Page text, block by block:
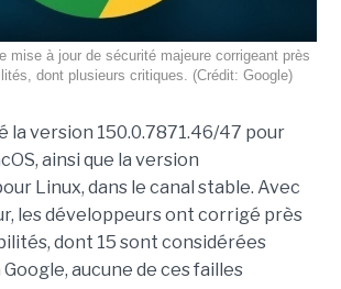
mise à jour de sécurité majeure corrigeant près
dont plusieurs critiques. (Crédit: Google)
la version 150.0.7871.46/47 pour
ainsi que la version
Linux, dans le canal stable. Avec
les développeurs ont corrigé près
dont 15 sont considérées
aucune de ces failles